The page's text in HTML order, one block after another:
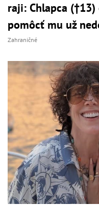
raji: Chlapca
pomôcť mu už
Zahraničné